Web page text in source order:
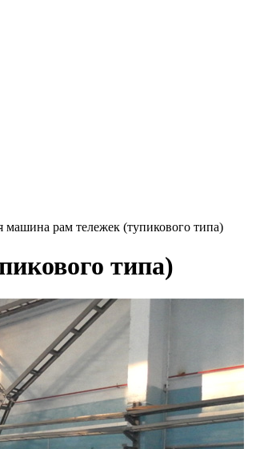
машина рам тележек (тупикового типа)
типа)